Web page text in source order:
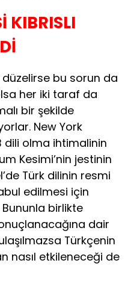
KIBRISLI
bu sorun da
her iki taraf da
bir şekilde
New York
dili olma ihtimalinin
Kesimi’nin jestinin
Türk dilinin resmi
edilmesi için
birlikte
dair
Türkçenin
nasıl etkileneceği de